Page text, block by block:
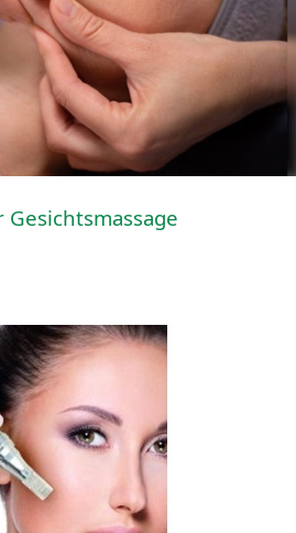
Gesichtsmassage